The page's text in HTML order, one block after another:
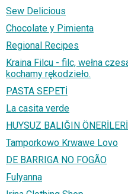
Sew Delicious
Chocolate y Pimienta
Regional Recipes
Kraina Filcu - filc, wełna
kochamy rękodzieło.
PASTA SEPETİ
La casita verde
HUYSUZ BALIĞIN ÖNERİLERİ
Tamporkowo Krwawe Lovo
DE BARRIGA NO FOGÃO
Fulyanna